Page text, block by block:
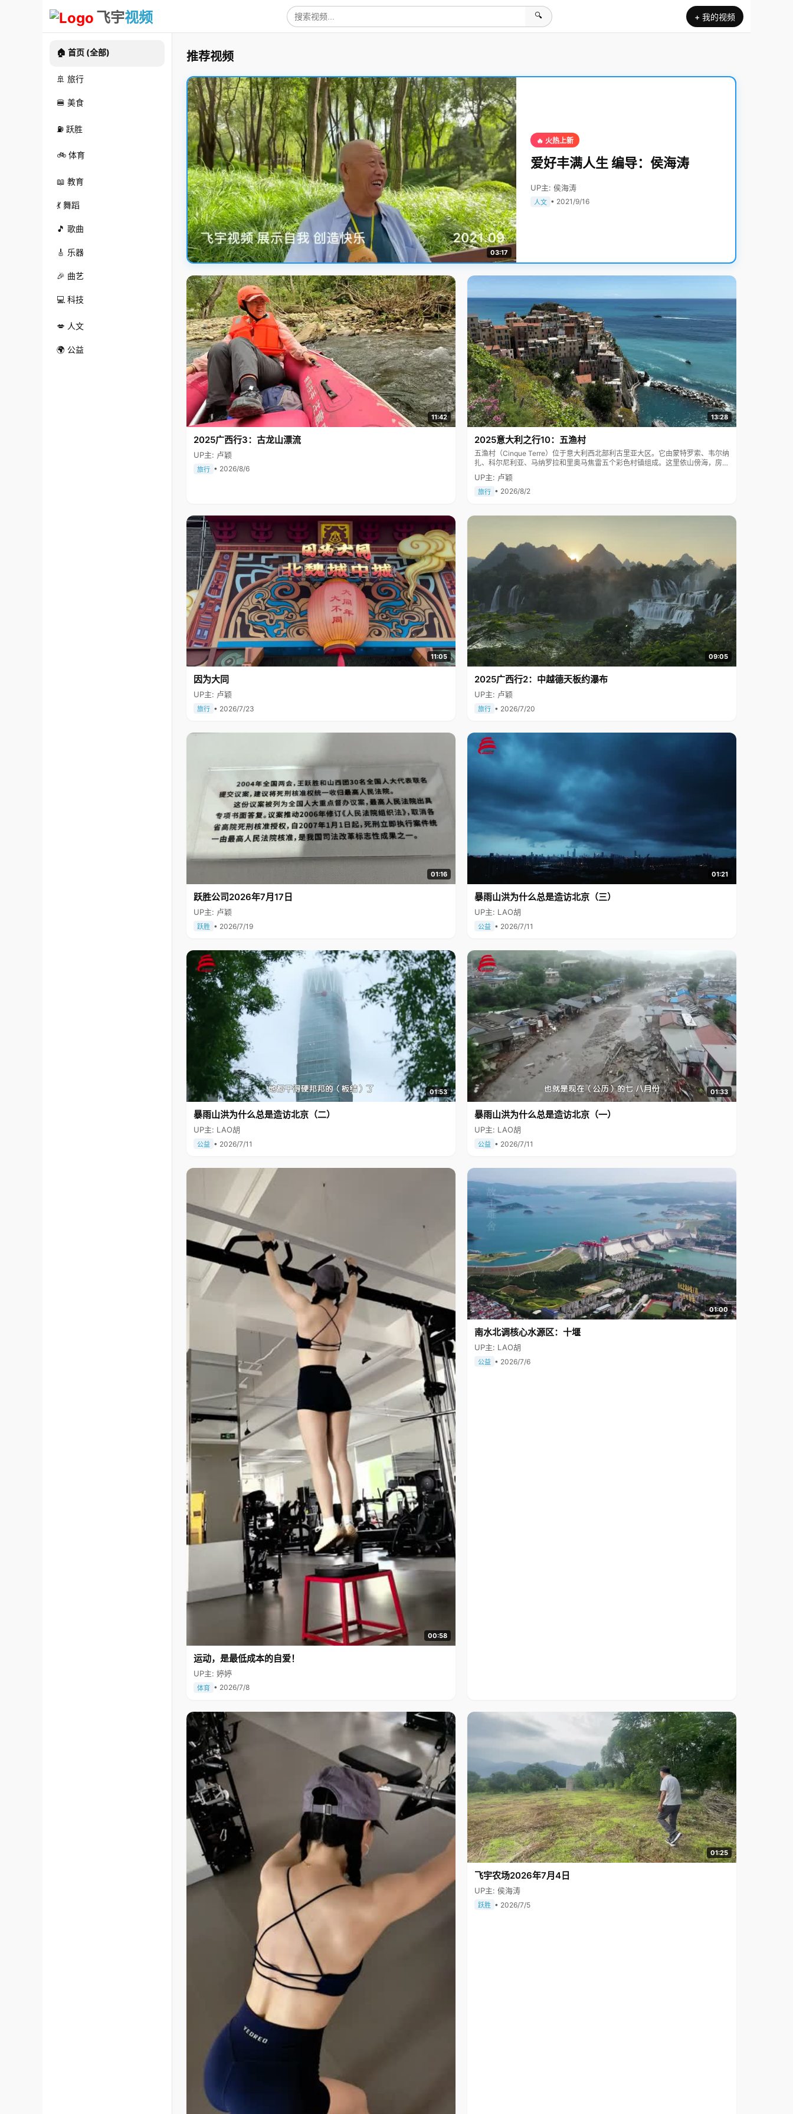
飞宇视频 🔍 + 我的视频
🏠 首页 (全部)
🚢 旅行
🍔 美食
⛽ 跃胜
🚲 体育
📖 教育
💃 舞蹈
🎵 歌曲
🎸 乐器
🎉 曲艺
💻 科技
💋 人文
🌍 公益
推荐视频
03:17
🔥 火热上新
爱好丰满人生 编导：侯海涛
UP主: 侯海涛
人文 • 2021/9/16
11:42
2025广西行3：古龙山漂流
UP主: 卢颖
旅行 • 2026/8/6
13:28
2025意大利之行10：五渔村
五渔村（Cinque Terre）位于意大利西北部利古里亚大区。它由蒙特罗索、韦尔纳
扎、科尔尼利亚、马纳罗拉和里奥马焦雷五个彩色村镇组成。这里依山傍海，房屋
色彩斑斓，1997年被列为世界文化遗产。
UP主: 卢颖
旅行 • 2026/8/2
11:05
因为大同
UP主: 卢颖
旅行 • 2026/7/23
09:05
2025广西行2：中越德天板约瀑布
UP主: 卢颖
旅行 • 2026/7/20
01:16
跃胜公司2026年7月17日
UP主: 卢颖
跃胜 • 2026/7/19
01:21
暴雨山洪为什么总是造访北京（三）
UP主: LAO胡
公益 • 2026/7/11
01:53
暴雨山洪为什么总是造访北京（二）
UP主: LAO胡
公益 • 2026/7/11
01:33
暴雨山洪为什么总是造访北京（一）
UP主: LAO胡
公益 • 2026/7/11
00:58
运动，是最低成本的自爱！
UP主: 婷婷
体育 • 2026/7/8
01:00
南水北调核心水源区：十堰
UP主: LAO胡
公益 • 2026/7/6
01:25
飞宇农场2026年7月4日
UP主: 侯海涛
跃胜 • 2026/7/5